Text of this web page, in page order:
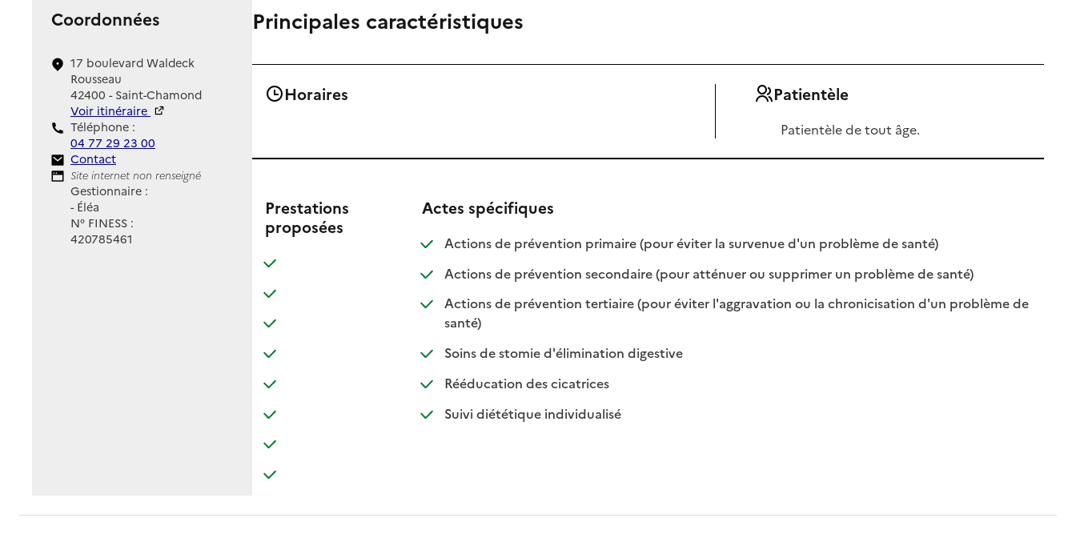
Coordonnées
17 boulevard Waldeck
Rousseau
42400 - Saint-Chamond
Voir itinéraire
Téléphone :
04 77 29 23 00
Contact
Contact
Site Internet
Site internet non renseigné
Gestionnaire :
- Éléa
N° FINESS :
420785461
Principales caractéristiques
Horaires Patientèle
Patientèle de tout âge.
Prestations
proposées
: disponible
: non disponible
: disponible
: non disponible
: disponible
: non disponible
: disponible
: non disponible
: disponible
: non disponible
: disponible
: non disponible
: disponible
: non disponible
: disponible
: non disponible
Actes spécifiques
Actions de prévention primaire (pour éviter la survenue d'un problème de santé): disponible
: non disponible
Actions de prévention secondaire (pour atténuer ou supprimer un problème de santé): disponible
: non disponible
Actions de prévention tertiaire (pour éviter l'aggravation ou la chronicisation d'un problème de
santé)
: disponible
: non disponible
Soins de stomie d'élimination digestive: disponible
: non disponible
Rééducation des cicatrices: disponible
: non disponible
Suivi diététique individualisé: disponible
: non disponible